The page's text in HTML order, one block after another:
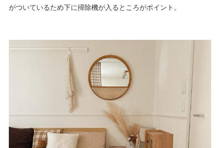
がついているため下に掃除機が入るところがポイント。